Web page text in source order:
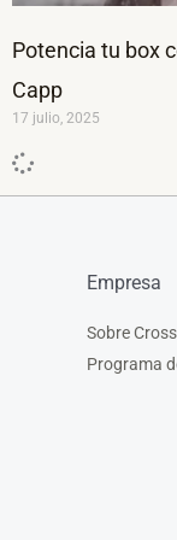
Potencia tu box
Capp
17 julio, 2025
Empresa
Sobre
Programa